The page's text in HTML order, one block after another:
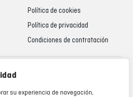
su experiencia de navegación,
Política de cookies
Política de privacidad
Condiciones de contratación